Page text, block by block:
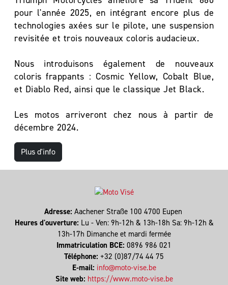
pour l'année 2025, en intégrant encore plus de
technologies axées sur le pilote, une suspension
revisitée et trois nouveaux coloris audacieux.
Nous introduisons également de nouveaux
coloris frappants : Cosmic Yellow, Cobalt Blue,
et Diablo Red, ainsi que le classique Jet Black.
Les motos arriveront chez nous à partir de
décembre 2024.
Plus d'info
Adresse: Aachener Straße 100 4700 Eupen
Heures d'ouverture: Lu - Ven: 9h-12h & 13h-18h Sa: 9h-12h &
13h-17h Dimanche et mardi fermée
Immatriculation BCE: 0896 986 021
Téléphone: +32 (0)87/74 44 75
E-mail: info@moto-vise.be
Site web: https://www.moto-vise.be